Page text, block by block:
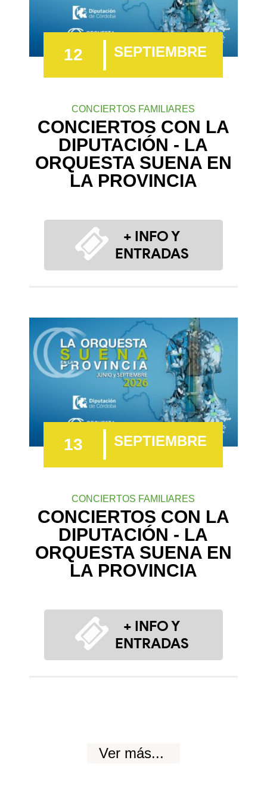
12 SEPTIEMBRE
CONCIERTOS FAMILIARES
CONCIERTOS CON LA
DIPUTACIÓN - LA
ORQUESTA SUENA EN
LA PROVINCIA
+ INFO Y
ENTRADAS
13 SEPTIEMBRE
CONCIERTOS FAMILIARES
CONCIERTOS CON LA
DIPUTACIÓN - LA
ORQUESTA SUENA EN
LA PROVINCIA
+ INFO Y
ENTRADAS
Ver más...